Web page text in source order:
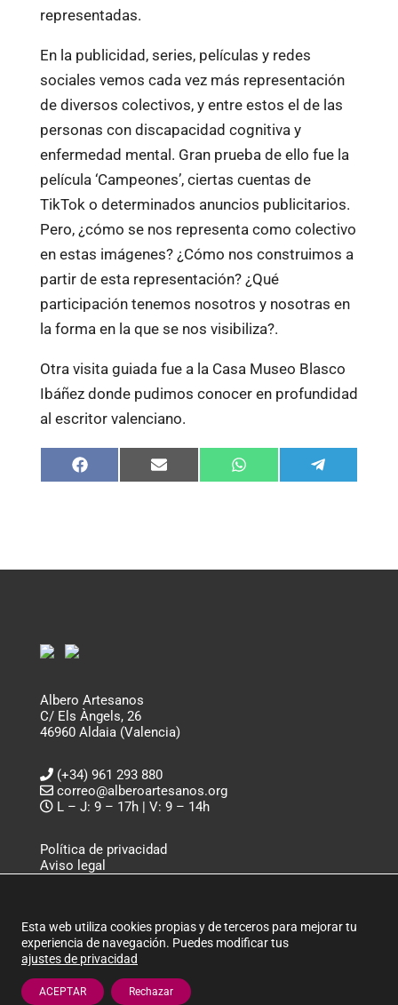
representadas.
En la publicidad, series, películas y redes
sociales vemos cada vez más representación
de diversos colectivos, y entre estos el de las
personas con discapacidad cognitiva y
enfermedad mental. Gran prueba de ello fue la
película ‘Campeones’, ciertas cuentas de
TikTok o determinados anuncios publicitarios.
Pero, ¿cómo se nos representa como colectivo
en estas imágenes? ¿Cómo nos construimos a
partir de esta representación? ¿Qué
participación tenemos nosotros y nosotras en
la forma en la que se nos visibiliza?.
Otra visita guiada fue a la Casa Museo Blasco
Ibáñez donde pudimos conocer en profundidad
al escritor valenciano.
Compartir
en
Compartir
en
Compartir
en
Compartir
en
Albero Artesanos
C/ Els Àngels, 26
46960 Aldaia (Valencia)
(+34) 961 293 880
correo@alberoartesanos.org
L – J: 9 – 17h | V: 9 – 14h
Política de privacidad
Aviso legal
ALBERO ARTESANOS ©
Esta web utiliza cookies propias y de terceros para mejorar tu
experiencia de navegación. Puedes modificar tus
ajustes de privacidad
ACEPTAR Rechazar